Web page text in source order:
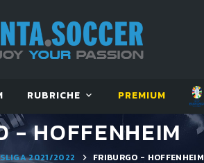
RUBRICHE PREMIUM
- HOFFENHEIM
2021/2022 FRIBURGO - HOFFENHEIM